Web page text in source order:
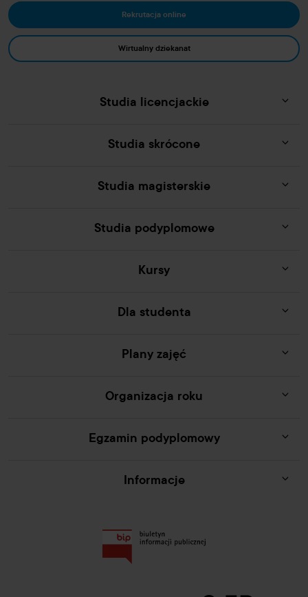
Rekrutacja online
Wirtualny dziekanat
Studia licencjackie
Studia skrócone
Studia magisterskie
Studia podyplomowe
Kursy
Dla studenta
Plany zajęć
Organizacja roku
Egzamin podyplomowy
Informacje